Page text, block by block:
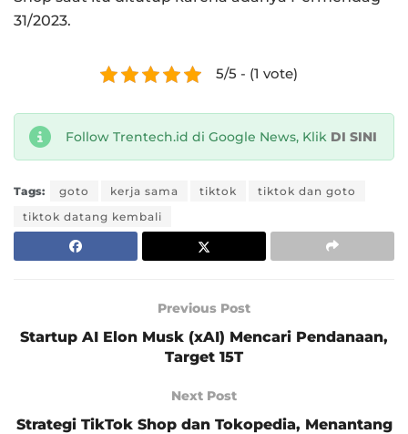
31/2023.
5/5 - (1 vote)
Follow Trentech.id di Google News, Klik DI SINI
Tags: goto kerja sama tiktok
tiktok dan goto
tiktok datang kembali
Previous Post
Startup AI Elon Musk (xAI) Mencari Pendanaan,
Target 15T
Next Post
Strategi TikTok Shop dan Tokopedia, Menantang